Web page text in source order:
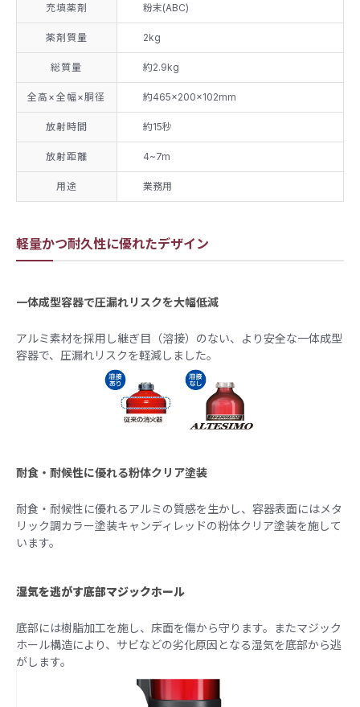
充填薬剤 粉末(ABC)
薬剤質量 2kg
総質量 約2.9kg
全高×全幅×胴径 約465×200×102mm
放射時間 約15秒
放射距離 4~7m
用途 業務用
軽量かつ耐久性に優れたデザイン
一体成型容器で圧漏れリスクを大幅低減
アルミ素材を採用し継ぎ目（溶接）のない、より安全な一体成型
容器で、圧漏れリスクを軽減しました。
耐食・耐候性に優れる粉体クリア塗装
耐食・耐候性に優れるアルミの質感を生かし、容器表面にはメタ
リック調カラー塗装キャンディレッドの粉体クリア塗装を施して
います。
湿気を逃がす底部マジックホール
底部には樹脂加工を施し、床面を傷から守ります。またマジック
ホール構造により、サビなどの劣化原因となる湿気を底部から逃
がします。